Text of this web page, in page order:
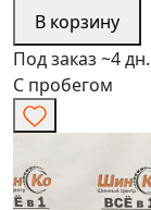
В корзину
Под заказ ~4 дн.
С пробегом